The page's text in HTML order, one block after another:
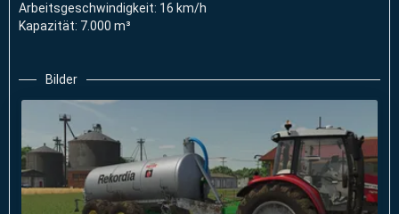
Arbeitsgeschwindigkeit: 16 km/h
Kapazität: 7.000 m³
Bilder